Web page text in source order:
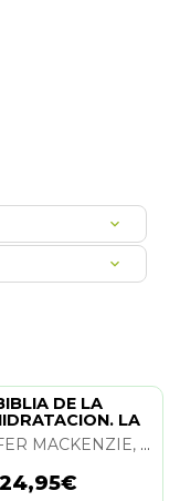
DE LA
LA
JENNIFER MACKENZIE, JAY NUTT Y DON MERCER
24,95€